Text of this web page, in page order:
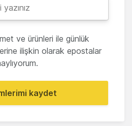
ve ürünleri ile günlük
ilişkin olarak epostalar
kaydet